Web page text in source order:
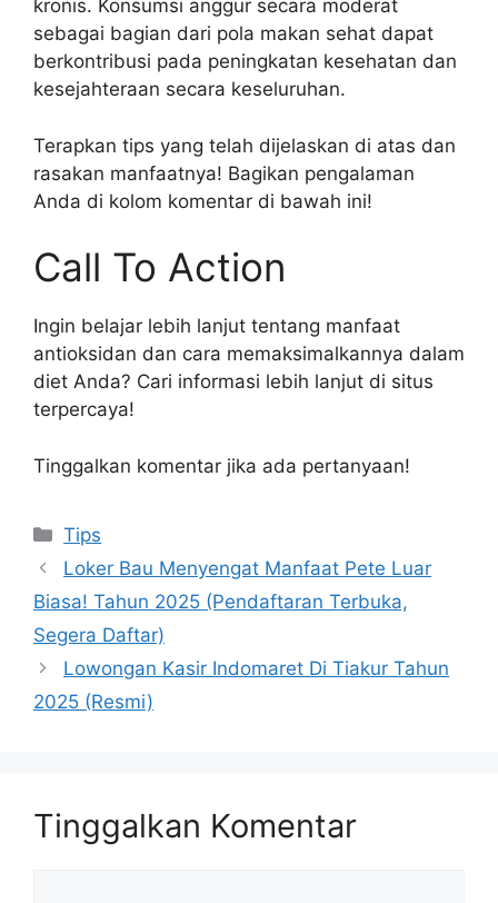
kronis. Konsumsi anggur secara moderat
sebagai bagian dari pola makan sehat dapat
berkontribusi pada peningkatan kesehatan dan
kesejahteraan secara keseluruhan.
Terapkan tips yang telah dijelaskan di atas dan
rasakan manfaatnya! Bagikan pengalaman
Anda di kolom komentar di bawah ini!
Call To Action
Ingin belajar lebih lanjut tentang manfaat
antioksidan dan cara memaksimalkannya dalam
diet Anda? Cari informasi lebih lanjut di situs
terpercaya!
Tinggalkan komentar jika ada pertanyaan!
Kategori
Tips
Loker Bau Menyengat Manfaat Pete Luar
Biasa! Tahun 2025 (Pendaftaran Terbuka,
Segera Daftar)
Lowongan Kasir Indomaret Di Tiakur Tahun
2025 (Resmi)
Tinggalkan Komentar